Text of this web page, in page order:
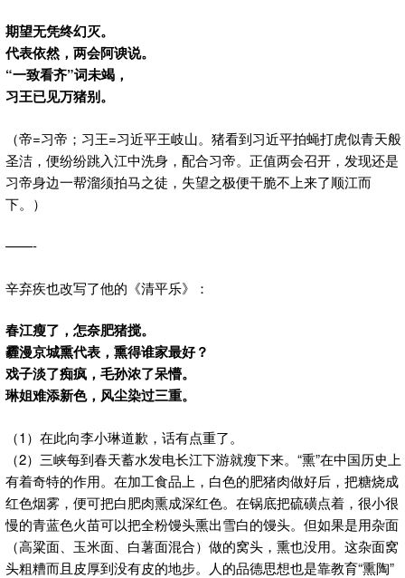
期望无凭终幻灭。
代表依然，两会阿谀说。
“一致看齐”词未竭，
习王已见万猪别。
（帝=习帝；习王=习近平王岐山。猪看到习近平拍蝇打虎似青天般
圣洁，便纷纷跳入江中洗身，配合习帝。正值两会召开，发现还是
习帝身边一帮溜须拍马之徒，失望之极便干脆不上来了顺江而
下。）
——-
辛弃疾也改写了他的《清平乐》：
春江瘦了，怎奈肥猪搅。
霾漫京城熏代表，熏得谁家最好？
戏子淡了痴疯，毛孙浓了呆懵。
琳姐难添新色，风尘染过三重。
（1）在此向李小琳道歉，话有点重了。
（2）三峡每到春天蓄水发电长江下游就瘦下来。“熏”在中国历史上
有着奇特的作用。在加工食品上，白色的肥猪肉做好后，把糖烧成
红色烟雾，便可把白肥肉熏成深红色。在锅底把硫磺点着，很小很
慢的青蓝色火苗可以把全粉馒头熏出雪白的馒头。但如果是用杂面
（高粱面、玉米面、白薯面混合）做的窝头，熏也没用。这杂面窝
头粗糟而且皮厚到没有皮的地步。人的品德思想也是靠教育“熏陶”